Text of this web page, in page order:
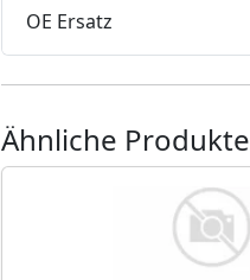
OE Ersatz
Ähnliche Produkte